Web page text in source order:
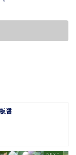
醤